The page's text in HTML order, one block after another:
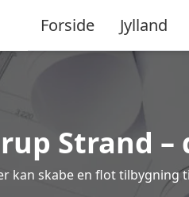
Forside Jylland
Strand –
skabe en flot